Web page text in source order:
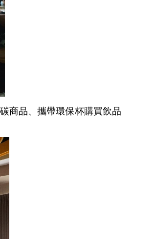
商品、攜帶環保杯購買飲品